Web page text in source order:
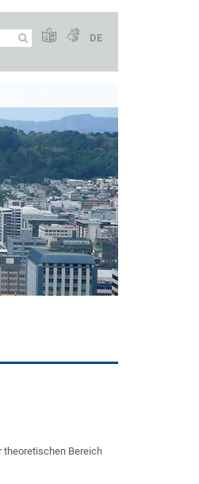
DE
theoretischen Bereich